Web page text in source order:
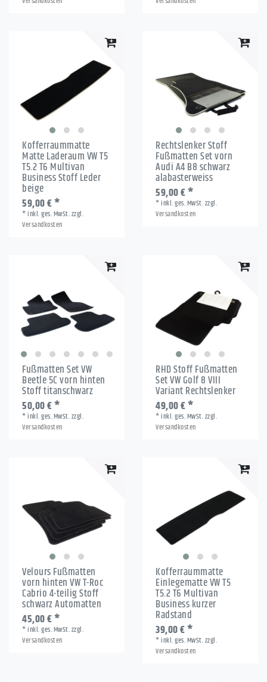
Kofferraummatte
Matte Laderaum VW T5
T5.2 T6 Multivan
Business Stoff Leder
beige
59,00 € *
*inkl. ges. MwSt.zzgl.
Versandkosten
Rechtslenker Stoff
Fußmatten Set vorn
Audi A4 B8 schwarz
alabasterweiss
59,00 € *
*inkl. ges. MwSt.zzgl.
Versandkosten
Fußmatten Set VW
Beetle 5C vorn hinten
Stoff titanschwarz
50,00 € *
*inkl. ges. MwSt.zzgl.
Versandkosten
RHD Stoff Fußmatten
Set VW Golf 8 VIII
Variant Rechtslenker
49,00 € *
*inkl. ges. MwSt.zzgl.
Versandkosten
Velours Fußmatten
vorn hinten VW T-Roc
Cabrio 4-teilig Stoff
schwarz Automatten
45,00 € *
*inkl. ges. MwSt.zzgl.
Versandkosten
Kofferraummatte
Einlegematte VW T5
T5.2 T6 Multivan
Business kurzer
Radstand
39,00 € *
*inkl. ges. MwSt.zzgl.
Versandkosten